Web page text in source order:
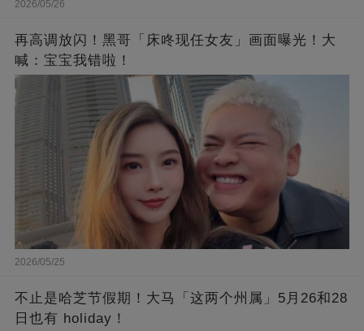
2026/05/26
再高调放闪！黑哥「床咚现任女友」画面曝光！大
喊：宝宝我错啦！
2026/05/25
不止是哈芝节假期！大马「这两个州属」5月26和28
日也有 holiday！